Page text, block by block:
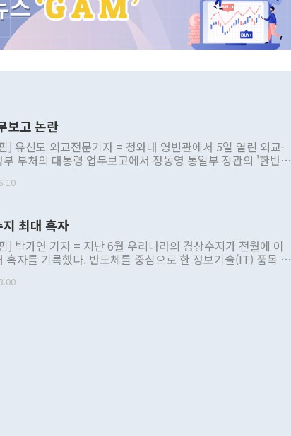
보고 논란
] 유신모 외교전문기자 = 청와대 영빈관에서 5일 열린 외교·
부 부처의 대통령 업무보고에서 정동영 통일부 장관의 '한반도
부 내 조율을 거치지 않은 사안을 정책으로 추진하겠다고 공
근거한 비현실적 구상'이라는 비판을 내놨다. 그동안 정 장
관련 발언이 물의를 빚은 적은 여러 번 있지만 대통령과 유
공개적으로 부정적 입장을 표명한 것은 이례적이다. 정 장
북 접근법과 월권을 제어해야 한다는 목소리도 높아지고 있
했다. 또 "현 시점에서 흘러간 선(先)비핵화만 되뇌는 것은
의 동력을 확보하기 위해 최선을 다할 것"이라고 말했다. 하
최대 흑자
] 박가연 기자 = 지난 6월 우리나라의 경상수지가 전월에 이
흑자를 기록했다. 반도체를 중심으로 한 정보기술(IT) 품목 수
에 따르
처음으로 1000억달러를 넘어섰다. 상품수입은 644억8000만
고 컴퓨터·주변기기(SSD)는 282.7% 증가했다. IT 품목
늘었으며 비IT 품목도 ▲석유제품(47.5%) ▲화공품